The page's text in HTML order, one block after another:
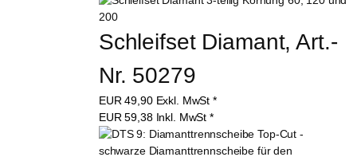
Schleifset Diamant, Art.-
Nr. 50279
EUR49,90 Exkl. MwSt *
EUR59,38 Inkl. MwSt *